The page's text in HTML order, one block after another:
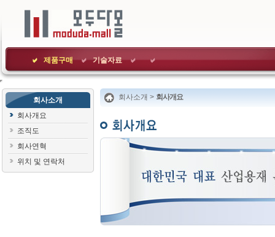
제품구매 기술자료
회사소개
회사개요
조직도
회사연혁
위치및연락처
회사소개> 회사개요